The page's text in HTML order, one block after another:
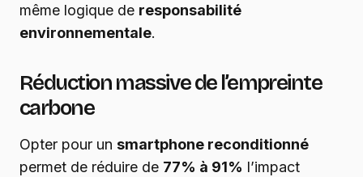
même logique de responsabilité
environnementale.
Réduction massive de l’empreinte
carbone
Opter pour un smartphone reconditionné
permet de réduire de 77% à 91% l’impact